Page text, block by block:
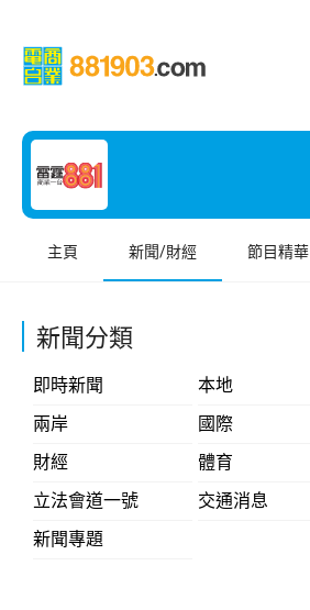
主頁 新聞/財經 節目精華
新聞分類
即時新聞
本地
兩岸
國際
財經
體育
立法會道一號
交通消息
新聞專題